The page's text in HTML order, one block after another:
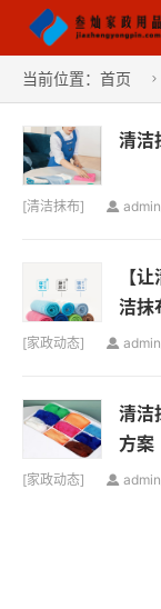
当前位置： 首页 
清洁
[清洁抹布]
【
洁抹
[家政动态]
清洁
方案
[家政动态]